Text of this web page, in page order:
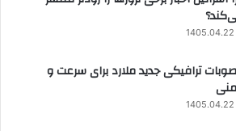
1405.04.22
ترافیکی جدید ملارد برای سرعت و
1405.04.22